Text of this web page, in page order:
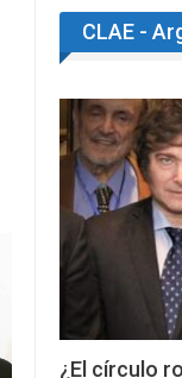
CLAE -
¿El círculo